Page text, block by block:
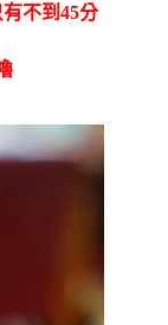
不到45分